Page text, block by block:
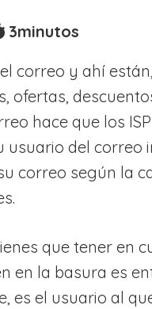
3minutos
correo y ahí
ofertas,
hace que los
del correo
correo según la
que tener en
en la basura es
es el usuario al